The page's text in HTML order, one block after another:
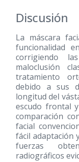
Discusión
La máscara
funcionalidad
corrigiendo
maloclusión
tratamiento
debido a sus
longitud del
escudo frontal
comparación
facial
fácil adaptación
fuerzas
radiográficos